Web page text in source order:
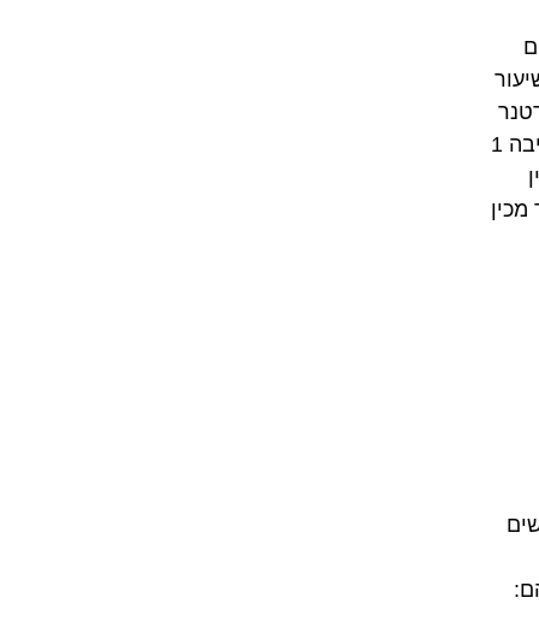
משלים את החוויה. הוא מאפשר לכם ליישם את מה שלמדתם בסביבה 1